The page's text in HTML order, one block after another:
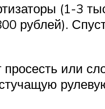
(1-3
рублей).
или